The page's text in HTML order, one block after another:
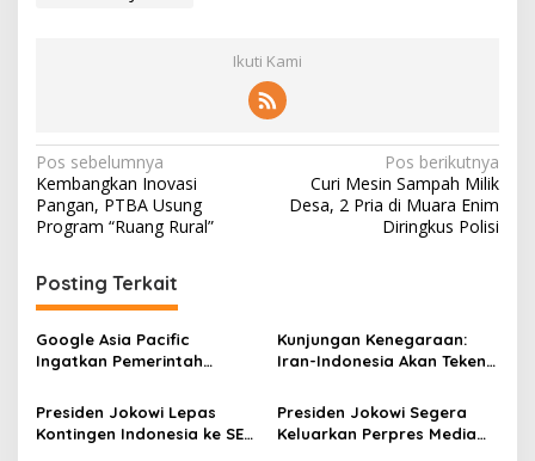
Ikuti Kami
N
a
v
i
g
a
s
i
p
Pos sebelumnya
Kembangkan Inovasi
Pangan, PTBA Usung
Program “Ruang Rural”
Pos berikutnya
Curi Mesin Sampah Milik
Desa, 2 Pria di Muara Enim
Diringkus Polisi
Posting Terkait
Google Asia Pacific
Ingatkan Pemerintah
Masa Depan Media
Kunjungan Kenegaraan:
Iran-Indonesia Akan Teken
Presiden Jokowi Lepas
Kontingen Indonesia ke SEA
Presiden Jokowi Segera
Keluarkan Perpres Media